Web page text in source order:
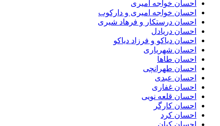
احسان خواجه امیری
احسان خواجه امیری و دارکوب
احسان درستكار و فرهاد شيرى
احسان دریادل
احسان دیاکو و فرزاد دیاکو
احسان شهریاری
احسان طاها
احسان طهرانچی
احسان عبدی
احسان غفاری
احسان قلعه نویی
احسان کارگر
احسان کرد